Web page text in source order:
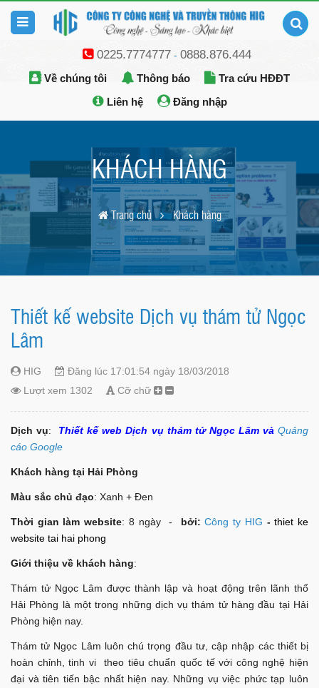
0225.7774777- 0888.876.444
Về chúng tôi Thông báo
Tra cứu HĐĐT
Liên hệ
Đăng nhập
KHÁCH HÀNG
Trang chủ Khách hàng
Thiết kế website Dịch vụ thám tử Ngọc
Lâm
HIG
Đăng lúc 17:01:54 ngày 18/03/2018
Lượt xem 1302
Cỡ chữ
Dịch vụ: Thiết kế web Dịch vụ thám tử Ngọc Lâm vàQuảng
cáo Google
Khách hàng tại Hải Phòng
Màu sắc chủ đạo: Xanh + Đen
Thời gian làm website: 8 ngày - bởi:Công ty HIG -thiet ke
website tai hai phong
Giới thiệu về khách hàng:
Thám tử Ngọc Lâm được thành lập và hoạt động trên lãnh thổ
Hải Phòng là một trong những dịch vụ thám tử hàng đầu tại Hải
Phòng hiện nay.
Thám tử Ngọc Lâm luôn chú trọng đầu tư, cập nhập các thiết bị
hoàn chỉnh, tinh vi theo tiêu chuẩn quốc tế với công nghệ hiện
đại và tiên tiến bậc nhất hiện nay. Những vụ việc phức tạp luôn